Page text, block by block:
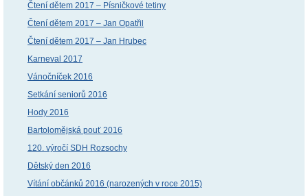
Čtení dětem 2017 – Písničkové tetiny
Čtení dětem 2017 – Jan Opatřil
Čtení dětem 2017 – Jan Hrubec
Karneval 2017
Vánočníček 2016
Setkání seniorů 2016
Hody 2016
Bartolomějská pouť 2016
120. výročí SDH Rozsochy
Dětský den 2016
Vítání občánků 2016 (narozených v roce 2015)